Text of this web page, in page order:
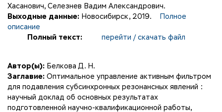
Хасанович, Селезнев Вадим Александрович.
Выходные данные: Новосибирск, 2019.
Полное
описание
Полный текст:
перейти / скачать файл
Автор(ы): Белкова Д. Н.
Заглавие: Оптимальное управление активным фильтром
для подавления субсинхронных резонансных явлений :
научный доклад об основных результатах
подготовленной научно-квалификационной работы,